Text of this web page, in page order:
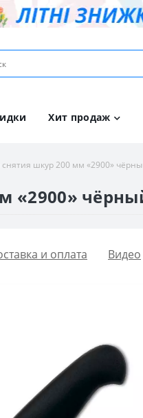
Хит продаж
шкур 200 мм «2900»
«2900»
и оплата Видео